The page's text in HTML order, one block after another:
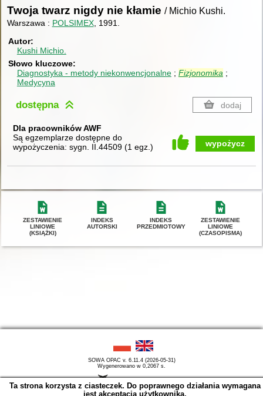
Twoja twarz nigdy nie kłamie / Michio Kushi.
Warszawa : POLSIMEX, 1991.
Autor
Kushi Michio.
Słowo kluczowe
Diagnostyka - metody niekonwencjonalne
Fizjonomika
Medycyna
dostępna dodaj
Dla pracowników AWF
Są egzemplarze dostępne do
wypożyczenia: sygn. II.44509 (1 egz. ) wypożycz
ZESTAWIENIE
LINIOWE
(KSIĄŻKI)
INDEKS
AUTORSKI
INDEKS
PRZEDMIOTOWY
ZESTAWIENIE
LINIOWE
(CZASOPISMA)
SOWA OPAC v. 6.11.4 (2026-05-31)
Wygenerowano w 0,2067 s.
Ta strona korzysta z ciasteczek. Do poprawnego działania wymagana
jest akceptacja użytkownika.